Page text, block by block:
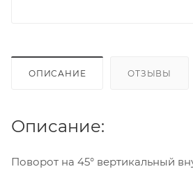
ОПИСАНИЕ ОТЗЫВЫ
Описание:
Поворот на 45° вертикальный